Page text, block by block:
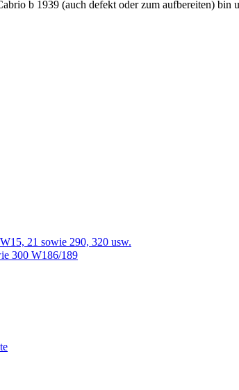
b 1939 (auch defekt oder zum aufbereiten) bin
21 sowie 290, 320 usw.
300 W186/189